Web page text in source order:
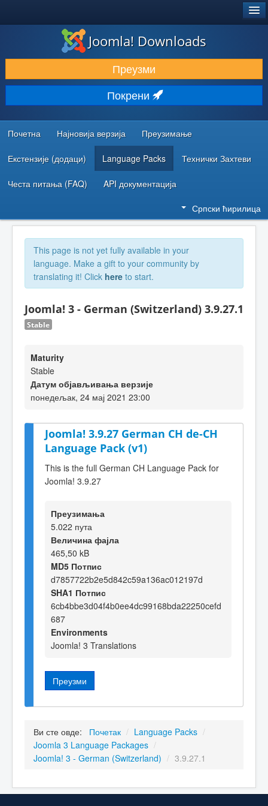
ПРЕУЗИМАЊЕ И ПРОШИРЕЊА (ЕКСТЕНЗИЈЕ)
ОТКРИЈТЕ И НАУЧИТЕ
ЗАЈЕДНИЦА И ПОДРШКА
РЕСУРСИ ЗА РАЗВОЈ
Joomla! Downloads
Преузми
Покрени
Почетна Најновија верзија Преузимање
Екстензије (додаци) Language Packs Технички Захтеви
Честа питања (FAQ) API документација
Српски ћирилица
This page is not yet fully available in your
language. Make a gift to your community by
translating it! Click here to start.
Joomla! 3 - German (Switzerland) 3.9.27.1
Stable
Maturity
Stable
Датум објављивања верзије
понедељак, 24 мај 2021 23:00
Joomla! 3.9.27 German CH de-CH
Language Pack (v1)
This is the full German CH Language Pack for
Joomla! 3.9.27
Преузимања
5.022 пута
Величина фајла
465,50 kB
MD5 Потпис
d7857722b2e5d842c59a136ac012197d
SHA1 Потпис
6cb4bbe3d04f4b0ee4dc99168bda22250cefd
687
Environments
Joomla! 3 Translations
Преузми
Ви сте овде: Почетак / Language Packs /
Joomla 3 Language Packages /
Joomla! 3 - German (Switzerland) / 3.9.27.1